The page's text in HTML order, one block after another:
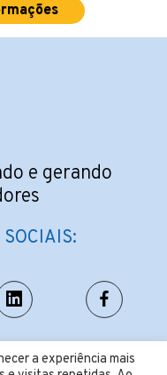
a experiência mais
e gerando
SOCIAIS: